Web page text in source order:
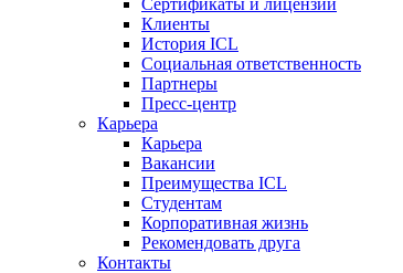
Сертификаты и лицензии
Клиенты
История ICL
Социальная ответственность
Партнеры
Пресс-центр
Карьера
Карьера
Вакансии
Преимущества ICL
Студентам
Корпоративная жизнь
Рекомендовать друга
Контакты